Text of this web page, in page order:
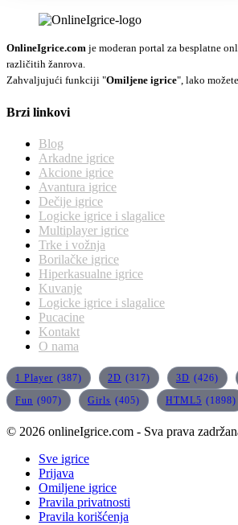
OnlineIgrice.com je moderan portal za besplatne
različitih žanrova.
Zahvaljujući funkciji "Omiljene igrice", lako
Brzi linkovi
Blog
Arkadne igrice
Akcione igrice
Avantura igrice
Dečije igrice
Logicke igrice i slagalice
Multiplayer igrice
Trke i vožnja
Borilačke igrice
Hiperkasualne igrice
Kuvanje
Logicke igrice i slagalice
Pucacine
Kontakt
O nama
1 Player (387) 2D (317) 3D (426)
Fun (907) Girls (405) HTML5 (1898)
© 2026 onlineIgrice.com - Sva prava
Sve igrice
Prijava
Omiljene igrice
Pravila privatnosti
Pravila korišćenja